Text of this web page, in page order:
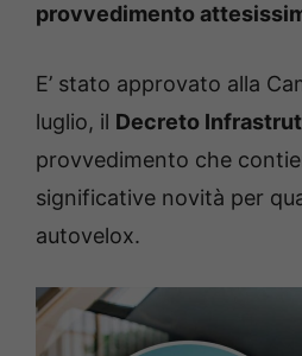
provvedimento
E’ stato approvato alla
luglio, il Decreto
provvedimento che
significative novità per
autovelox.